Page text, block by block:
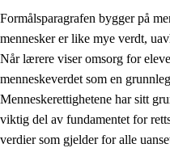
1. Opplæringens
1.1 Menneskeverdet
Formålsparagrafen bygger på
mennesker er like mye verdt,
Når lærere viser omsorg for
menneskeverdet som en
Menneskerettighetene har sitt
viktig del av fundamentet for
verdier som gjelder for alle